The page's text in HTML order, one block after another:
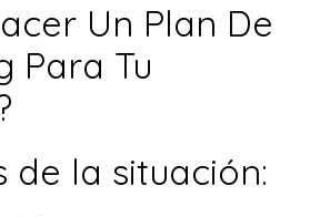
Un Plan De
Para Tu
de la situación: